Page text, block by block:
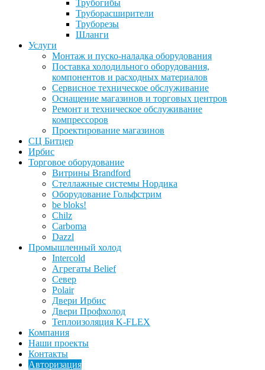
Трубогибы
Труборасширители
Труборезы
Шланги
Услуги
Монтаж и пуско-наладка оборудования
Поставка холодильного оборудования,
компонентов и расходных материалов
Сервисное техническое обслуживание
Оснащение магазинов и торговых центров
Ремонт и техническое обслуживание
компрессоров
Проектирование магазинов
СЦ Битцер
Ирбис
Торговое оборудование
Витрины Brandford
Стеллажные системы Нордика
Оборудование Гольфстрим
be bloks!
Chilz
Carboma
Dazzl
Промышленный холод
Intercold
Агрегаты Belief
Север
Polair
Двери Ирбис
Двери Профхолод
Теплоизоляция K-FLEX
Компания
Наши проекты
Контакты
Авторизация